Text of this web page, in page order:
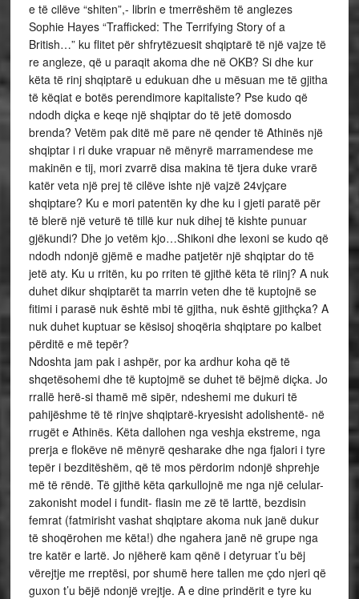
e të cilëve “shiten”,- librin e tmerrëshëm të anglezes
Sophie Hayes “Trafficked: The Terrifying Story of a
British…” ku flitet për shfrytëzuesit shqiptarë të një vajze të
re angleze, që u paraqit akoma dhe në OKB? Si dhe kur
këta të rinj shqiptarë u edukuan dhe u mësuan me të gjitha
të këqiat e botës perendimore kapitaliste? Pse kudo që
ndodh diçka e keqe një shqiptar do të jetë domosdo
brenda? Vetëm pak ditë më pare në qender të Athinës një
shqiptar i ri duke vrapuar në mënyrë marramendese me
makinën e tij, mori zvarrë disa makina të tjera duke vrarë
katër veta një prej të cilëve ishte një vajzë 24vjçare
shqiptare? Ku e mori patentën ky dhe ku i gjeti paratë për
të blerë një veturë të tillë kur nuk dihej të kishte punuar
gjëkundi? Dhe jo vetëm kjo…Shikoni dhe lexoni se kudo që
ndodh ndonjë gjëmë e madhe patjetër një shqiptar do të
jetë aty. Ku u rritën, ku po rriten të gjithë këta të riinj? A nuk
duhet dikur shqiptarët ta marrin veten dhe të kuptojnë se
fitimi i parasë nuk është mbi të gjitha, nuk është gjithçka? A
nuk duhet kuptuar se kësisoj shoqëria shqiptare po kalbet
përditë e më tepër?
Ndoshta jam pak i ashpër, por ka ardhur koha që të
shqetësohemi dhe të kuptojmë se duhet të bëjmë diçka. Jo
rrallë herë-si thamë më sipër, ndeshemi me dukuri të
pahijëshme të të rinjve shqiptarë-kryesisht adolishentë- në
rrugët e Athinës. Këta dallohen nga veshja ekstreme, nga
prerja e flokëve në mënyrë qesharake dhe nga fjalori i tyre
tepër i bezditëshëm, që të mos përdorim ndonjë shprehje
më të rëndë. Të gjithë këta qarkullojnë me nga një celular-
zakonisht model i fundit- flasin me zë të larttë, bezdisin
femrat (fatmirisht vashat shqiptare akoma nuk janë dukur
të shoqërohen me këta!) dhe ngahera janë në grupe nga
tre katër e lartë. Jo njëherë kam qënë i detyruar t’u bëj
vërejtje me rreptësi, por shumë here tallen me çdo njeri që
guxon t’u bëjë ndonjë vrejtje. A e dine prindërit e tyre ku